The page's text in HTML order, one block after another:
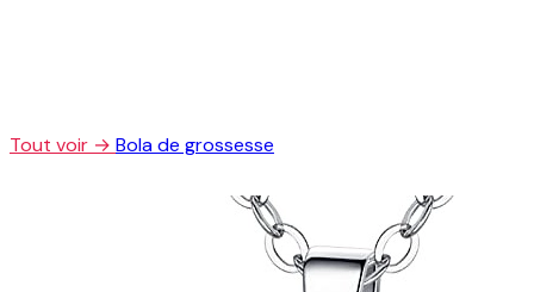
Tout voir → Bola de grossesse